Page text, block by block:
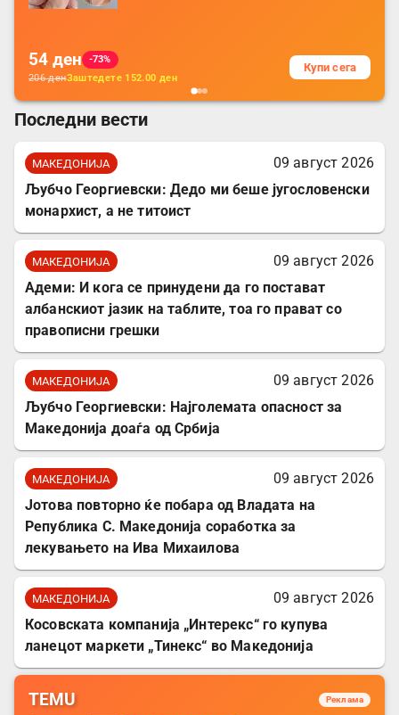
54 ден
-73%
206денЗаштедете 152.00 ден
Купи сега
Последни вести
МАКЕДОНИЈА
09 август 2026
Љубчо Георгиевски: Дедо ми беше југословенски
монархист, а не титоист
МАКЕДОНИЈА
09 август 2026
Адеми: И кога се принудени да го постават
албанскиот јазик на таблите, тоа го прават со
правописни грешки
МАКЕДОНИЈА
09 август 2026
Љубчо Георгиевски: Најголемата опасност за
Македонија доаѓа од Србија
МАКЕДОНИЈА
09 август 2026
Јотова повторно ќе побара од Владата на
Република С. Македонија соработка за
лекувањето на Ива Михаилова
МАКЕДОНИЈА
09 август 2026
Косовската компанија „Интерекс“ го купува
ланецот маркети „Тинекс“ во Македонија
TEMU Реклама